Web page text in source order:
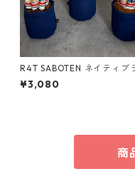
R4T SABOTEN ネイティブ
グ / Mサイズ
¥3,080
商